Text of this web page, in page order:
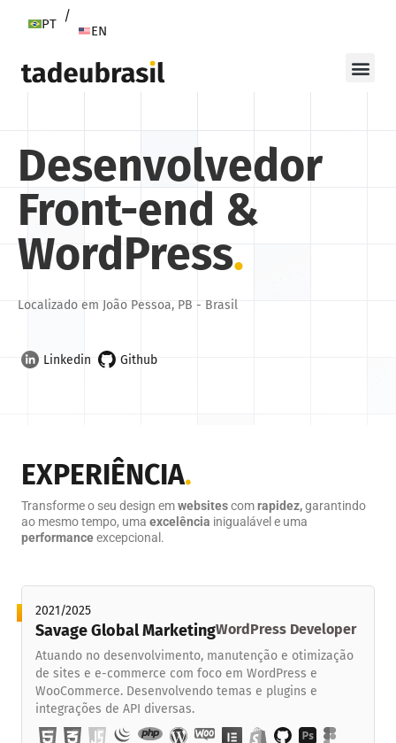
PT /
EN
Desenvolvedor
Front-end &
WordPress.
Localizado em João Pessoa, PB - Brasil
Linkedin Github
EXPERIÊNCIA.
Transforme o seu design emwebsitescomrapidez,garantindo
ao mesmo tempo, uma excelência inigualável e uma
performanceexcepcional.
2021/2025
Savage Global MarketingWordPress Developer
Atuando no desenvolvimento, manutenção e otimização
de sites e e-commerce com foco em WordPress e
WooCommerce. Desenvolvendo temas e plugins e
integrações de API diversas.